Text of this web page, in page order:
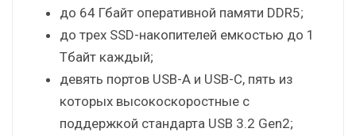
до 64 Гбайт оперативной памяти DDR5;
до трех SSD-накопителей емкостью до 1
Тбайт каждый;
девять портов USB-A и USB-C, пять из
которых высокоскоростные с
поддержкой стандарта USB 3.2 Gen2;